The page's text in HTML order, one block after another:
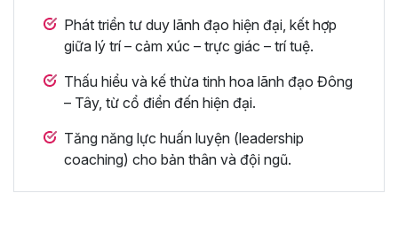
Phát triển tư duy lãnh đạo hiện đại, kết hợp
giữa lý trí – cảm xúc – trực giác – trí tuệ.
Thấu hiểu và kế thừa tinh hoa lãnh đạo Đông
– Tây, từ cổ điển đến hiện đại.
Tăng năng lực huấn luyện (leadership
coaching) cho bản thân và đội ngũ.